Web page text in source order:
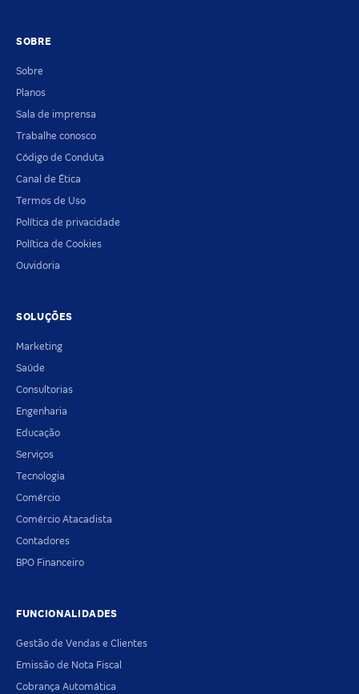
SOBRE
Sobre
Planos
Sala de imprensa
Trabalhe conosco
Código de Conduta
Canal de Ética
Termos de Uso
Política de privacidade
Política de Cookies
Ouvidoria
SOLUÇÕES
Marketing
Saúde
Consultorias
Engenharia
Educação
Serviços
Tecnologia
Comércio
Comércio Atacadista
Contadores
BPO Financeiro
FUNCIONALIDADES
Gestão de Vendas e Clientes
Emissão de Nota Fiscal
Cobrança Automática